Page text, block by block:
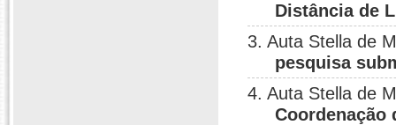
Distância de
3. Auta Stella de
pesquisa
4. Auta Stella de
Coordenação